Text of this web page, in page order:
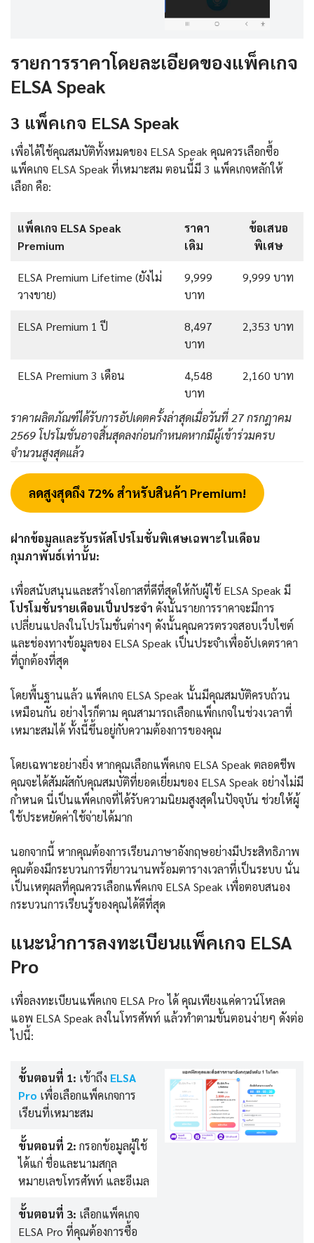
รายการราคาโดยละเอียดของแพ็คเกจ
ELSA Speak
3 แพ็คเกจ ELSA Speak
เพื่อได้ใช้คุณสมบัติทั้งหมดของ ELSA Speak คุณควรเลือกซื้อ
แพ็คเกจ ELSA Speak ที่เหมาะสม ตอนนี้มี 3 แพ็คเกจหลักให้
เลือก คือ:
แพ็คเกจ ELSA Speak
Premium
ราคา
เดิม
ข้อเสนอ
พิเศษ
ELSA Premium Lifetime (ยังไม่
วางขาย)
9,999
บาท
9,999 บาท
ELSA Premium 1 ปี
8,497
บาท
2,353 บาท
ELSA Premium 3 เดือน
4,548
บาท
2,160 บาท
ราคาผลิตภัณฑ์ได้รับการอัปเดตครั้งล่าสุดเมื่อวันที่ 27 กรกฎาคม
2569 โปรโมชั่นอาจสิ้นสุดลงก่อนกำหนดหากมีผู้เข้าร่วมครบ
จำนวนสูงสุดแล้ว
ลดสูงสุดถึง 72% สำหรับสินค้า Premium!
ฝากข้อมูลและรับรหัสโปรโมชั่นพิเศษเฉพาะในเดือน
กุมภาพันธ์เท่านั้น:
เพื่อสนับสนุนและสร้างโอกาสที่ดีที่สุดให้กับผู้ใช้ ELSA Speak มี
โปรโมชั่นรายเดือนเป็นประจำ ดังนั้นรายการราคาจะมีการ
เปลี่ยนแปลงในโปรโมชั่นต่างๆ ดังนั้นคุณควรตรวจสอบเว็บไซต์
และช่องทางข้อมูลของ ELSA Speak เป็นประจำเพื่ออัปเดตราคา
ที่ถูกต้องที่สุด
โดยพื้นฐานแล้ว แพ็คเกจ ELSA Speak นั้นมีคุณสมบัติครบถ้วน
เหมือนกัน อย่างไรก็ตาม คุณสามารถเลือกแพ็กเกจในช่วงเวลาที่
เหมาะสมได้ ทั้งนี้ขึ้นอยู่กับความต้องการของคุณ
โดยเฉพาะอย่างยิ่ง หากคุณเลือกแพ็คเกจ ELSA Speak ตลอดชีพ
คุณจะได้สัมผัสกับคุณสมบัติที่ยอดเยี่ยมของ ELSA Speak อย่างไม่มี
กำหนด นี่เป็นแพ็คเกจที่ได้รับความนิยมสูงสุดในปัจจุบัน ช่วยให้ผู้
ใช้ประหยัดค่าใช้จ่ายได้มาก
นอกจากนี้ หากคุณต้องการเรียนภาษาอังกฤษอย่างมีประสิทธิภาพ
คุณต้องมีกระบวนการที่ยาวนานพร้อมตารางเวลาที่เป็นระบบ นั่น
เป็นเหตุผลที่คุณควรเลือกแพ็คเกจ ELSA Speak เพื่อตอบสนอง
กระบวนการเรียนรู้ของคุณได้ดีที่สุด
แนะนำการลงทะเบียนแพ็คเกจ ELSA
Pro
เพื่อลงทะเบียนแพ็คเกจ ELSA Pro ได้ คุณเพียงแค่ดาวน์โหลด
แอพ ELSA Speak ลงในโทรศัพท์ แล้วทำตามขั้นตอนง่ายๆ ดังต่อ
ไปนี้:
ขั้นตอนที่ 1: เข้าถึง ELSA
Pro เพื่อเลือกแพ็คเกจการ
เรียนที่เหมาะสม
ขั้นตอนที่ 2: กรอกข้อมูลผู้ใช้
ได้แก่ ชื่อและนามสกุล
หมายเลขโทรศัพท์ และอีเมล
ขั้นตอนที่ 3: เลือกแพ็คเกจ
ELSA Pro ที่คุณต้องการซื้อ